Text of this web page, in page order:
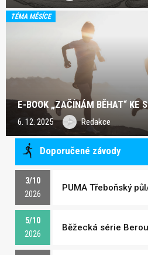
TÉMA MĚSÍCE
E-BOOK „ZAČÍNÁM BĚHAT“ KE
6. 12. 2025 Redakce
Doporučené závody
3/10
2026
PUMA Třeboňský
5/10
2026
Běžecká série